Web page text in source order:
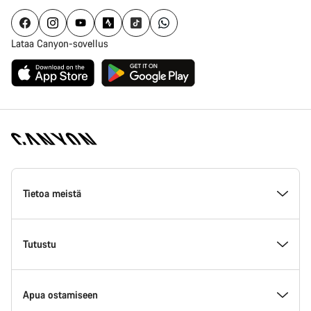
Lataa Canyon-sovellus
Canyon
Homepage
Tietoa meistä
Inside Canyon
Innovaatio Canyonilla
Tutustu
Tapahtumat
Apua ostamiseen